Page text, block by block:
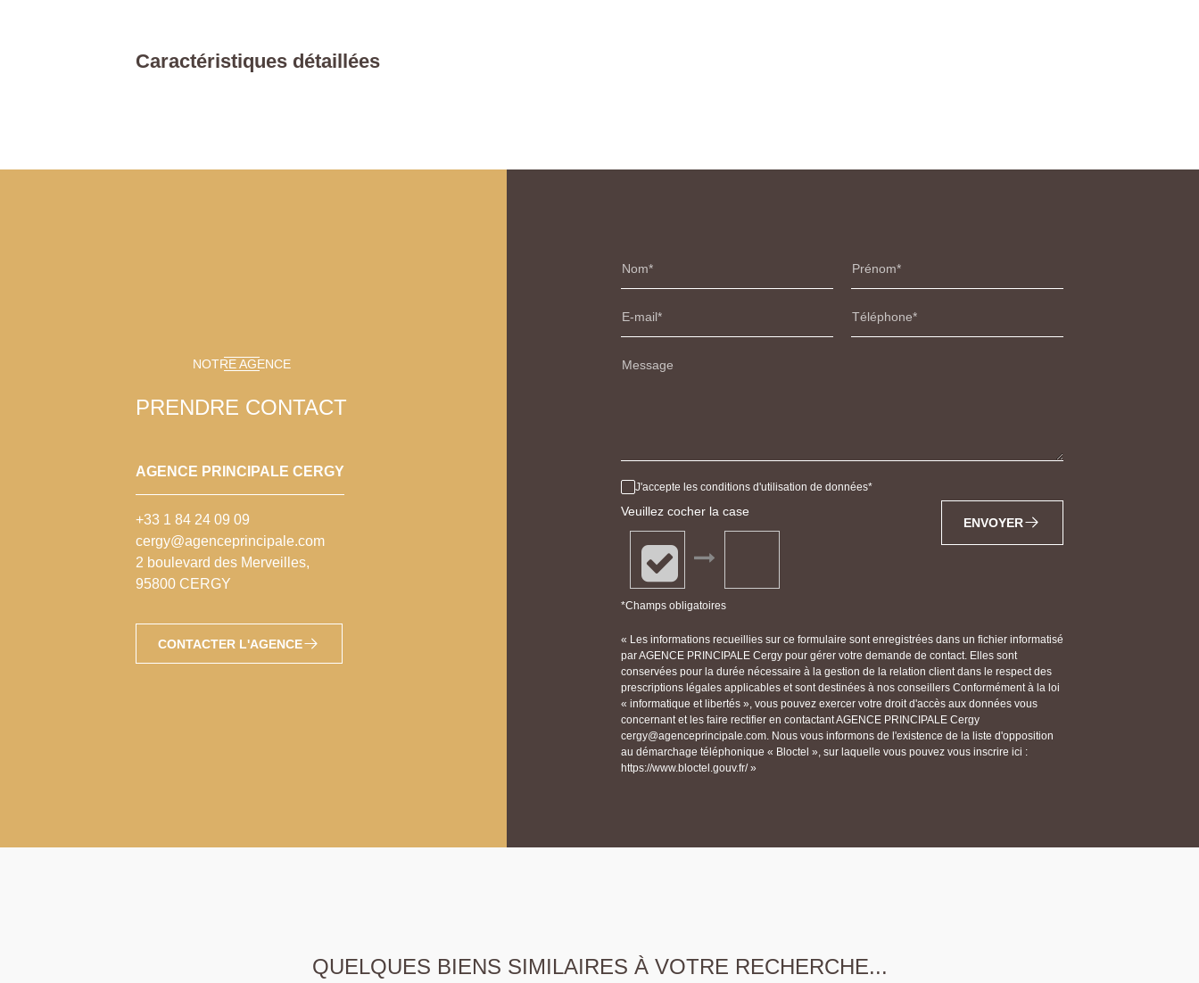
Caractéristiques détaillées
NOTRE AGENCE
PRENDRE CONTACT
AGENCE PRINCIPALE CERGY
+33 1 84 24 09 09
cergy@agenceprincipale.com
2 boulevard des Merveilles,
95800 CERGY
CONTACTER L'AGENCE
Nom Prénom
E-mail Téléphone
Message
J'accepte les conditions d'utilisation de données
Veuillez cocher la case
*Champs obligatoires
ENVOYER
« Les informations recueillies sur ce formulaire sont enregistrées dans un fichier informatisé
par AGENCE PRINCIPALE Cergy pour gérer votre demande de contact. Elles sont
conservées pour la durée nécessaire à la gestion de la relation client dans le respect des
prescriptions légales applicables et sont destinées à nos conseillers Conformément à la loi
« informatique et libertés », vous pouvez exercer votre droit d'accès aux données vous
concernant et les faire rectifier en contactant AGENCE PRINCIPALE Cergy
cergy@agenceprincipale.com. Nous vous informons de l'existence de la liste d'opposition
au démarchage téléphonique « Bloctel », sur laquelle vous pouvez vous inscrire ici :
https://www.bloctel.gouv.fr/ »
QUELQUES BIENS SIMILAIRES À VOTRE RECHERCHE...